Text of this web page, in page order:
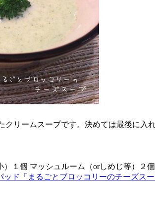
クリームスープです。決めては最後に入
）１個 マッシュルーム（orしめじ等）
ッド「まるごとブロッコリーのチーズス